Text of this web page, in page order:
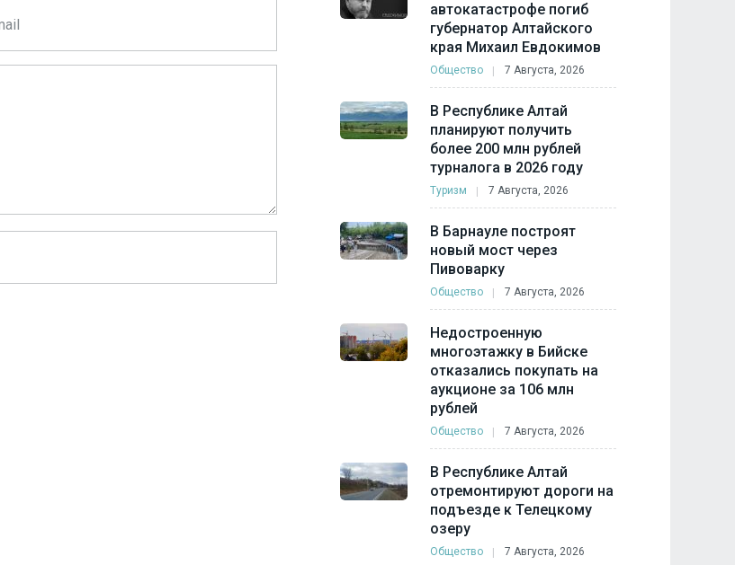
автокатастрофе погиб
губернатор Алтайского
края Михаил Евдокимов
Общество 7 Августа, 2026
В Республике Алтай
планируют получить
более 200 млн рублей
турналога в 2026 году
Туризм 7 Августа, 2026
В Барнауле построят
новый мост через
Пивоварку
Общество 7 Августа, 2026
Недостроенную
многоэтажку в Бийске
отказались покупать на
аукционе за 106 млн
рублей
Общество 7 Августа, 2026
В Республике Алтай
отремонтируют дороги на
подъезде к Телецкому
озеру
Общество 7 Августа, 2026